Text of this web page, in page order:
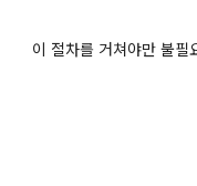
이 절차를 거쳐야만 불